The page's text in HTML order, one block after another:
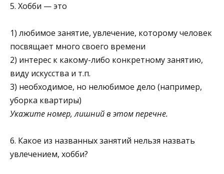
5. Хобби — это
1) любимое занятие, увлечение, которому человек
посвя­щает много своего времени
2) интерес к какому-либо конкретному занятию,
виду ис­кусства и т.п.
3) необходимое, но нелюбимое дело (например,
уборка квартиры)
Укажите номер, лишний в этом перечне.
6. Какое из названных занятий нельзя назвать
увлечением, хобби?